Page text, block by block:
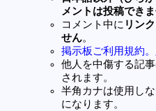
メントは投稿できま
コメント中に リン
せん。
掲示板ご利用規約
他人を中傷する記
されます。
半角カナは使用し
になります。